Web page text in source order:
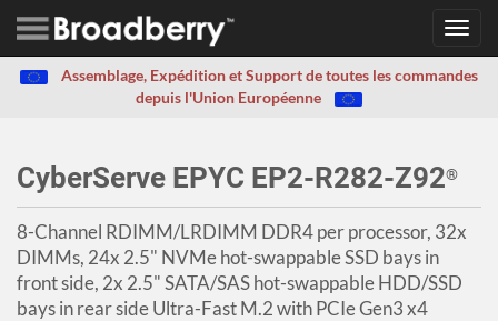
Assemblage, Expédition et Support de toutes les commandes
depuis l'Union Européenne
CyberServe EPYC EP2-R282-Z92®
8-Channel RDIMM/LRDIMM DDR4 per processor, 32x
DIMMs, 24x 2.5" NVMe hot-swappable SSD bays in
front side, 2x 2.5" SATA/SAS hot-swappable HDD/SSD
bays in rear side Ultra-Fast M.2 with PCIe Gen3 x4